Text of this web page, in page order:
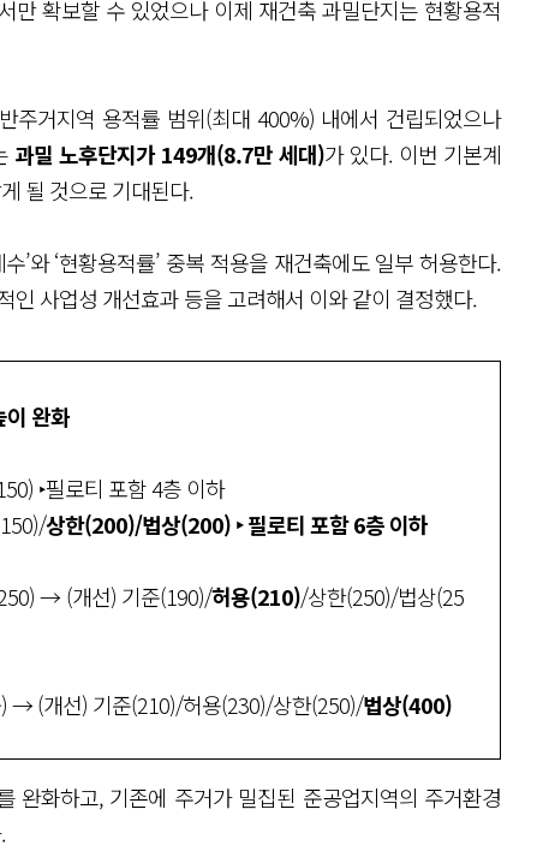
만 확보할 수 있었으나 이제 재건축 과밀단지는 현황용적
주거지역 용적률 범위(최대 400%) 내에서 건립되었으나
과밀 노후단지가 149개(8.7만 세대)가 있다. 이번 기본계
될 것으로 기대된다.
’와 ‘현황용적률’ 중복 적용을 재건축에도 일부 허용한다.
사업성 개선효과 등을 고려해서 이와 같이 결정했다.
이 완화
‣필로티 포함 4층 이하
상한(200)/법상(200)‣ 필로티 포함 6층 이하
→ (개선) 기준(190)/허용(210)/상한(250)/법상(25
→ (개선) 기준(210)/허용(230)/상한(250)/법상(400)
완화하고, 기존에 주거가 밀집된 준공업지역의 주거환경